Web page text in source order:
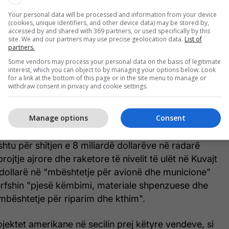
u morën për gati 8.4 miliardë dollarë në
armësh për Emiratet e Bashkuara Arabe, duke
Avancuara Ajër-Ajër me Rreze të Mesme
F-16, Sistemet e Integruara të Mposhtjes së
të Ngadaltë dhe të Ulët të Fiksuar dhe radarin
të gjatë të integruar me Mbrojtjen e Zonës së
për shitjen e 8 miliardë dollarëve në radarë
ajrore dhe raketore të nivelit të ulët në Kuvajt
në "mbështetje për avionë dhe municione"
"pjesë këmbimi, materiale shpenzuese dhe
për riparim dhe kthim".
amerikane në secilin prej këtyre vendeve, si
Your personal data will be processed and information from your device
(cookies, unique identifiers, and other device data) may be stored by,
accessed by and shared with 369 partners, or used specifically by this
site. We and our partners may use precise geolocation data. List of
partners.
Some vendors may process your personal data on the basis of legitimate
interest, which you can object to by managing your options below. Look
for a link at the bottom of this page or in the site menu to manage or
withdraw consent in privacy and cookie settings.
Consent
Manage options